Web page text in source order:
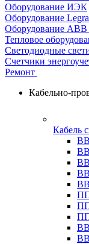
Оборудование ИЭК
Оборудование
Оборудование АВВ
Тепловое
Светодиодные
Счетчики
Ремонт
Кабельно-
Кабель